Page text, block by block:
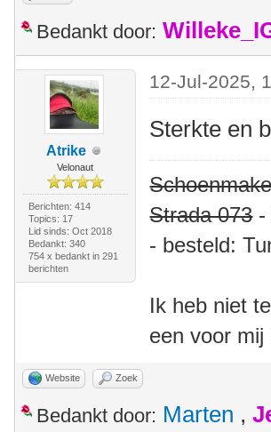
Bedankt door:
Atrike
Velonaut
Berichten: 414
Topics: 17
Lid sinds: Oct 2018
Bedankt: 340
754 x bedankt in 291
berichten
12-Jul-2025,
Sterkte en
Strada 073-
- besteld:
Ik heb niet
een voor mij
Website Zoek
Bedankt door: Marten ,